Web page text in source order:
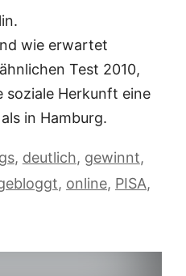
wie erwartet
Test 2010,
soziale Herkunft eine
in Hamburg.
, deutlich, gewinnt,
, online, PISA,